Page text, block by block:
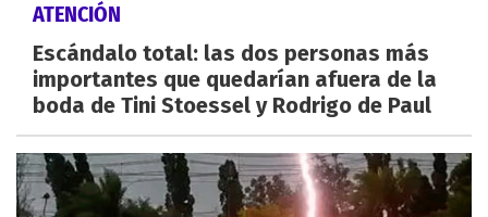
ATENCIÓN
Escándalo total: las dos personas más
importantes que quedarían afuera de la
boda de Tini Stoessel y Rodrigo de Paul